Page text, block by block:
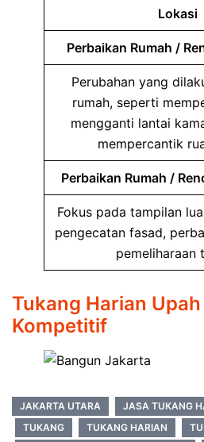
Lokasi
Perbaikan Rumah /
Perubahan yang
rumah, seperti
mengganti lantai
mempercantik
Perbaikan Rumah /
Fokus pada tampilan
pengecatan fasad,
pemeliharaan
Tukang Harian
Kompetitif
JAKARTA UTARA JASA TUKANG
TUKANG
TUKANG HARIAN